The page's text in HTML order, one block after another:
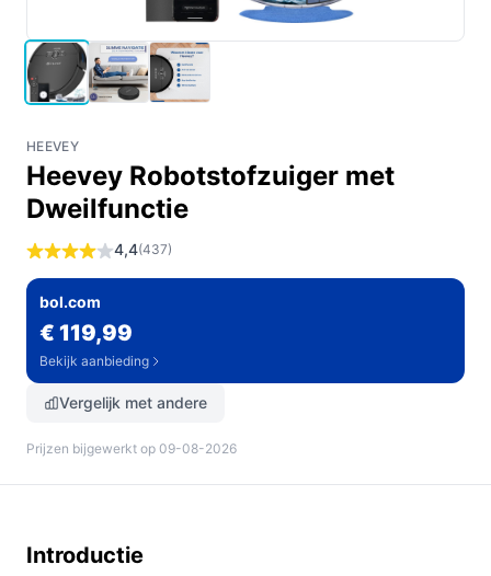
HEEVEY
Heevey Robotstofzuiger met
Dweilfunctie
4,4(437)
bol.com
€ 119,99
Bekijk aanbieding
Vergelijk met andere
Prijzen bijgewerkt op 09-08-2026
Introductie